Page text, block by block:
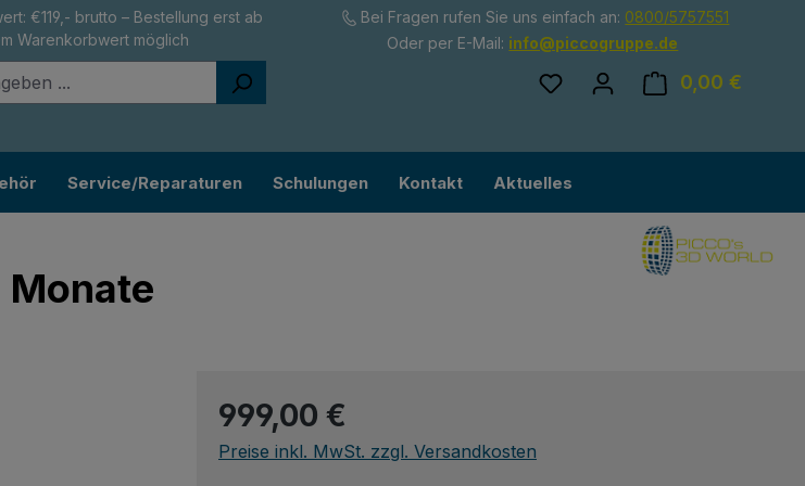
€119,- brutto – Bestellung erst ab
Warenkorbwert möglich
Bei Fragen rufen Sie uns einfach an: 0800/5757551
Oder per E-Mail: info@piccogruppe.de
Du hast 0 Produkte auf
0,00 €
Service/Reparaturen Schulungen Kontakt Aktuelles
Monate
Regulärer Preis:
999,00 €
Preise inkl. MwSt. zzgl. Versandkosten